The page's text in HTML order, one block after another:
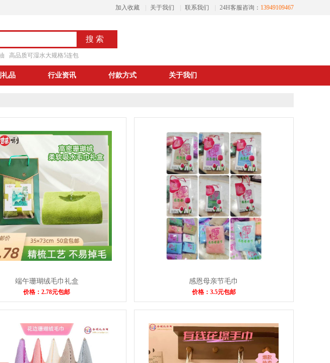
加入收藏 关于我们 联系我们 24H客服咨询： 13949109467
高品质可湿水大规格5连包
礼品 行业资讯 付款方式 关于我们
端午珊瑚绒毛巾礼盒
价格：2.78元包邮
感恩母亲节毛巾
价格：3.5元包邮